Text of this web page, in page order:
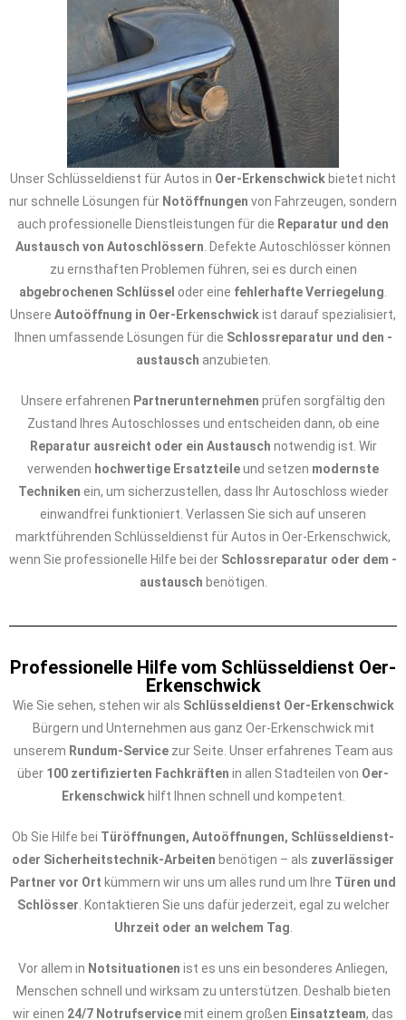
Unser Schlüsseldienst für Autos in Oer-Erkenschwick bietet nicht
nur schnelle Lösungen für Notöffnungen von Fahrzeugen, sondern
auch professionelle Dienstleistungen für die Reparatur und den
Austausch von Autoschlössern . Defekte Autoschlösser können
zu ernsthaften Problemen führen, sei es durch einen
abgebrochenen Schlüssel oder eine fehlerhafte Verriegelung
Unsere Autoöffnung in Oer-Erkenschwickist darauf spezialisiert,
Ihnen umfassende Lösungen für die Schlossreparatur und den -
austausch anzubieten.
Unsere erfahrenen Partnerunternehmen prüfen sorgfältig den
Zustand Ihres Autoschlosses und entscheiden dann, ob eine
Reparatur ausreicht oder ein Austausch notwendig ist. Wir
verwenden hochwertige Ersatzteileund setzen modernste
Techniken ein, um sicherzustellen, dass Ihr Autoschloss wieder
einwandfrei funktioniert. Verlassen Sie sich auf unseren
marktführenden Schlüsseldienst für Autos in Oer-Erkenschwick,
wenn Sie professionelle Hilfe bei der Schlossreparatur oder dem -
austausch benötigen.
Professionelle Hilfe vom Schlüsseldienst Oer-
Erkenschwick
Wie Sie sehen, stehen wir als Schlüsseldienst Oer-Erkenschwick
Bürgern und Unternehmen aus ganz Oer-Erkenschwick mit
unserem Rundum-Servicezur Seite. Unser erfahrenes Team aus
über 100 zertifizierten Fachkräften in allen Stadteilen von Oer-
Erkenschwickhilft Ihnen schnell und kompetent.
Ob Sie Hilfe bei Türöffnungen, Autoöffnungen, Schlüsseldienst-
oder Sicherheitstechnik-Arbeiten benötigen – als zuverlässiger
Partner vor Ort kümmern wir uns um alles rund um Ihre Türen und
Schlösser . Kontaktieren Sie uns dafür jederzeit, egal zu welcher
Uhrzeit oder an welchem Tag
Vor allem in Notsituationen ist es uns ein besonderes Anliegen,
Menschen schnell und wirksam zu unterstützen. Deshalb bieten
wir einen 24/7 Notrufservicemit einem großen Einsatzteam, das